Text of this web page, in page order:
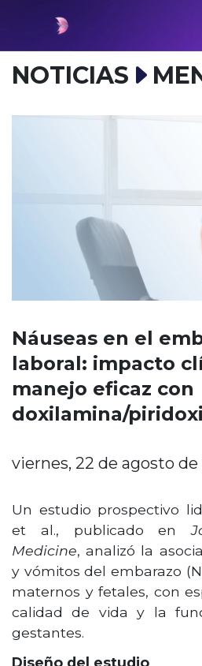
NOTICIAS
Náuseas en el
laboral: impacto
manejo eficaz con
doxilamina/
viernes, 22 de agosto de
Un estudio prospectivo
et al., publicado en
Medicine, analizó la
y vómitos del embarazo
maternos y fetales, con
calidad de vida y la
gestantes.
Diseño del estudio